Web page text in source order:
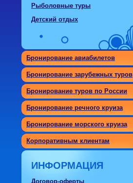
Рыболовные туры
Детский отдых
Бронирование авиабилетов
Бронирование зарубежных туров
Бронирование туров по России
Бронирование речного круиза
Бронирование морского круиза
Корпоративным клиентам
ИНФОРМАЦИЯ
Договор-оферты